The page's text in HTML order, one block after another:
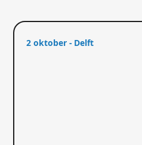
2 oktober - Delft